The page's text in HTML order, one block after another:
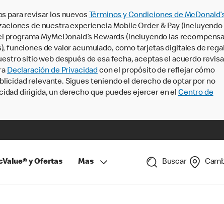
para revisar los nuevos Términos y Condiciones de
de nuestra experiencia Mobile Order & Pay (incluyendo
MyMcDonald’s Rewards (incluyendo las
funciones de valor acumulado, como tarjetas digitales de
sitio web después de esa fecha, aceptas el acuerdo
Declaración de Privacidadcon el propósito de reflejar cómo
relevante. Sigues teniendo el derecho de optar por no
dirigida, un derecho que puedes ejercer en el Centro de
y Ofertas Mas Buscar